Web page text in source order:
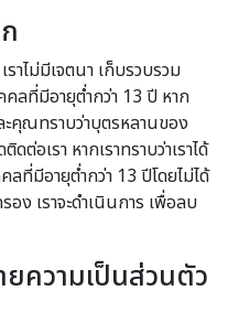
าไม่มีเจตนา เก็บรวบรวม
ลที่มีอายุต่ำกว่า 13 ปี หาก
คุณทราบว่าบุตรหลานของ
อเรา หากเราทราบว่าเราได้
ที่มีอายุต่ำกว่า 13 ปีโดยไม่ได้
เราจะดำเนินการ เพื่อลบ
ความเป็นส่วนตัว